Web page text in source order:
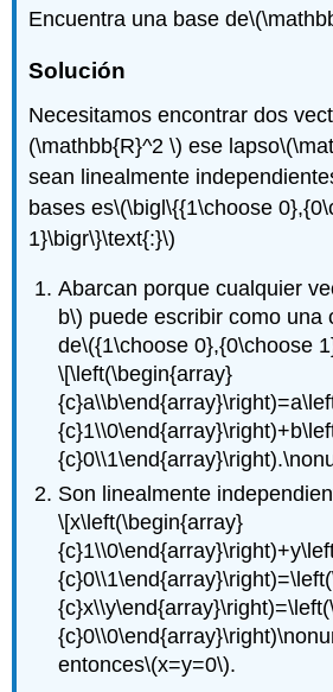
of
same
Solución
Una
base
para
el
espacio
Teorema\
(\PageIndex{2}\)
Una
base
para
un
subespacio
general
Ejemplo\
(\PageIndex{8}\):
A
basis
of
a
subspace
Solución
Encuentra una base de
Solución
Necesitamos encontrar dos
(\mathbb{R}^2 \) ese lapso
sean linealmente
bases es\(\bigl\{{1\choose
1}\bigr\}\text{:}\)
Abarcan porque cualquier
b\) puede escribir como una
de\({1\choose 0},{0\choose
\[\left(\begin{array}
Son linealmente
\[x\left(\begin{array}
entonces\(x=y=0\).